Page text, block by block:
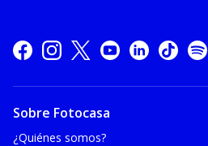
Sobre Fotocasa
¿Quiénes somos?